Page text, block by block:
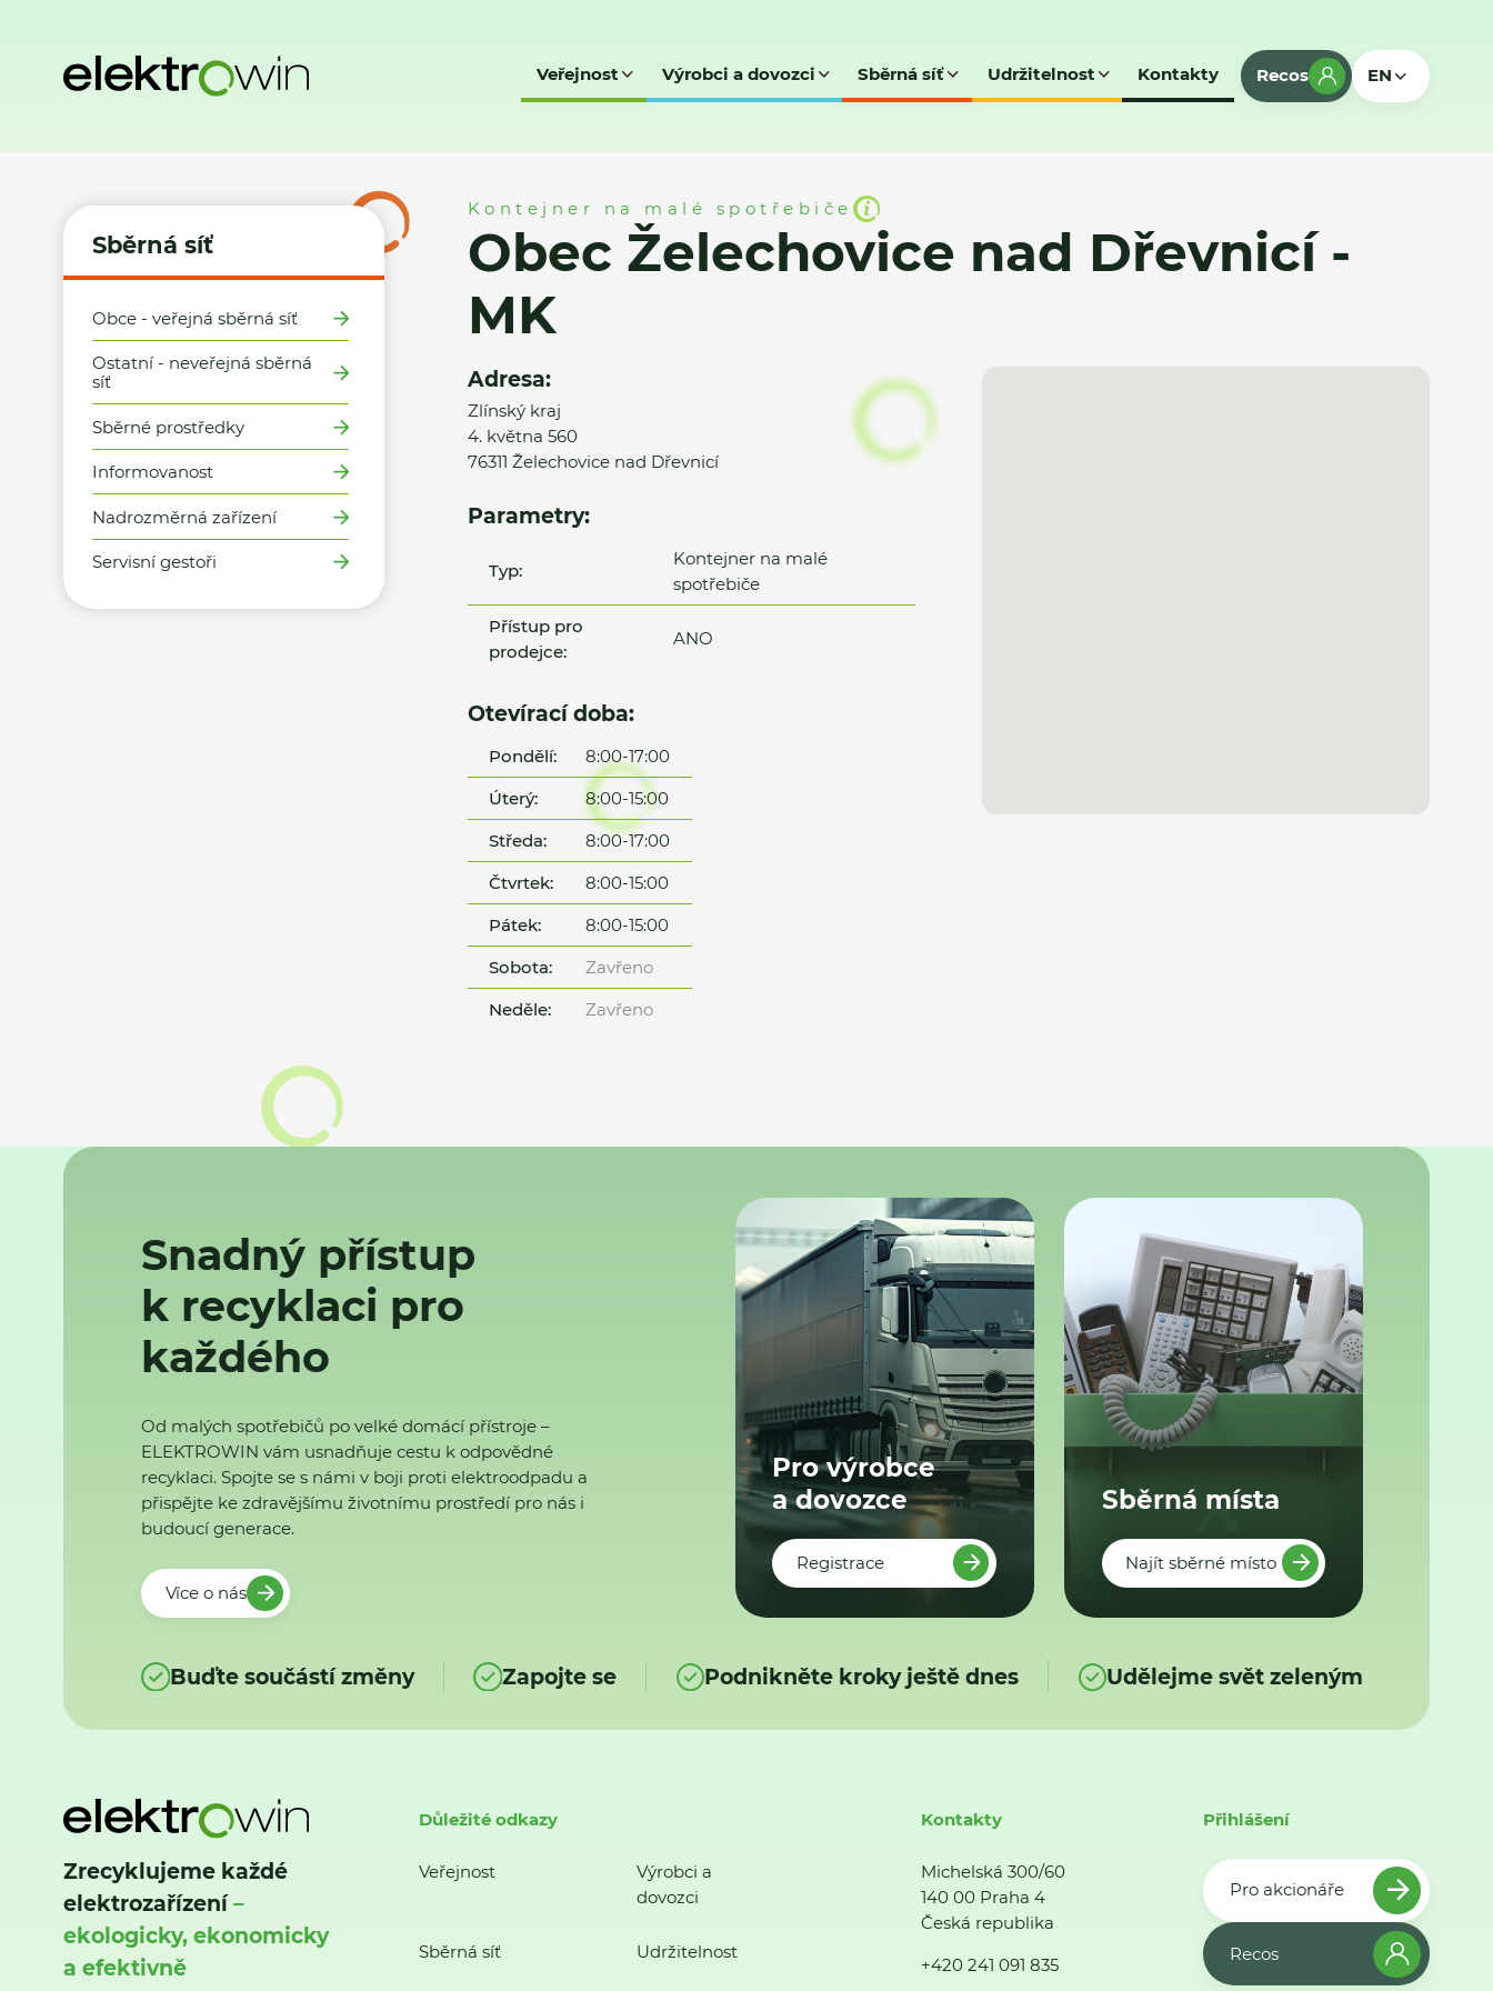
Veřejnost Výrobci a dovozci Sběrná síť Udržitelnost Kontakty Recos EN
Sběrná síť
Obce - veřejná sběrná síť
Ostatní - neveřejná sběrná
síť
Sběrné prostředky
Informovanost
Nadrozměrná zařízení
Servisní gestoři
Kontejner na malé spotřebiče
Obec Želechovice nad Dřevnicí -
MK
Adresa:
Zlínský kraj
4. května 560
76311 Želechovice nad Dřevnicí
Parametry:
Typ:
Kontejner na malé
spotřebiče
Přístup pro
prodejce:
ANO
Otevírací doba:
Pondělí:
8:00-17:00
Úterý:
8:00-15:00
Středa:
8:00-17:00
Čtvrtek:
8:00-15:00
Pátek:
8:00-15:00
Sobota:
Zavřeno
Neděle:
Zavřeno
Snadný přístup
k recyklaci pro
každého
Od malých spotřebičů po velké domácí přístroje –
ELEKTROWIN vám usnadňuje cestu k odpovědné
recyklaci. Spojte se s námi v boji proti elektroodpadu a
přispějte ke zdravějšímu životnímu prostředí pro nás i
budoucí generace.
Více o nás
Pro výrobce
a dovozce
Registrace
Sběrná místa
Najít sběrné místo
Buďte součástí změny Zapojte se Podnikněte kroky ještě dnes Udělejme svět zeleným
Zrecyklujeme každé
elektrozařízení–
ekologicky, ekonomicky
a efektivně
Důležité odkazy
Veřejnost
Výrobci a
dovozci
Sběrná síť Udržitelnost
Kontakty
Michelská 300/60
140 00 Praha 4
Česká republika
+420 241 091 835
Přihlášení
Pro akcionáře
Recos